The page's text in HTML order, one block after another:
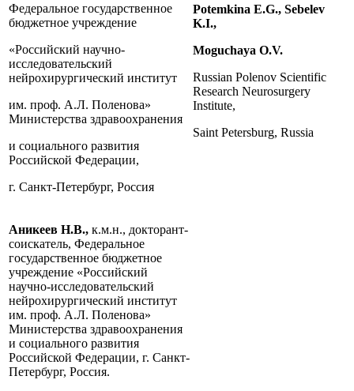
Федеральное государственное
бюджетное учреждение
«Российский научно-
исследовательский
нейрохирургический институт
им. проф. А.Л. Поленова»
Министерства здравоохранения
и социального развития
Российской Федерации,
г. Санкт-Петербург, Россия
Potemkina E.G., Sebelev
K.I.,
Moguchaya O.V.
Russian Polenov Scientific
Research Neurosurgery
Institute,
Saint Petersburg, Russia
Аникеев Н.В., к.м.н., докторант-
соискатель, Федеральное
государственное бюджетное
учреждение «Российский
научно-исследовательский
нейрохирургический институт
им. проф. А.Л. Поленова»
Министерства здравоохранения
и социального развития
Российской Федерации, г. Санкт-
Петербург, Россия.